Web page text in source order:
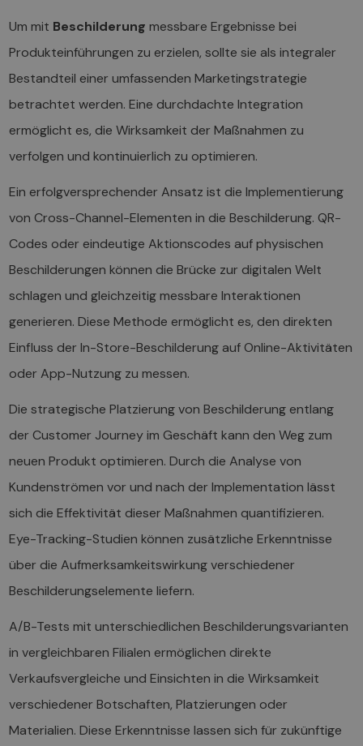
Um mit Beschilderung messbare Ergebnisse bei
Produkteinführungen zu erzielen, sollte sie als integraler
Bestandteil einer umfassenden Marketingstrategie
betrachtet werden. Eine durchdachte Integration
ermöglicht es, die Wirksamkeit der Maßnahmen zu
verfolgen und kontinuierlich zu optimieren.
Ein erfolgversprechender Ansatz ist die Implementierung
von Cross-Channel-Elementen in die Beschilderung. QR-
Codes oder eindeutige Aktionscodes auf physischen
Beschilderungen können die Brücke zur digitalen Welt
schlagen und gleichzeitig messbare Interaktionen
generieren. Diese Methode ermöglicht es, den direkten
Einfluss der In-Store-Beschilderung auf Online-Aktivitäten
oder App-Nutzung zu messen.
Die strategische Platzierung von Beschilderung entlang
der Customer Journey im Geschäft kann den Weg zum
neuen Produkt optimieren. Durch die Analyse von
Kundenströmen vor und nach der Implementation lässt
sich die Effektivität dieser Maßnahmen quantifizieren.
Eye-Tracking-Studien können zusätzliche Erkenntnisse
über die Aufmerksamkeitswirkung verschiedener
Beschilderungselemente liefern.
A/B-Tests mit unterschiedlichen Beschilderungsvarianten
in vergleichbaren Filialen ermöglichen direkte
Verkaufsvergleiche und Einsichten in die Wirksamkeit
verschiedener Botschaften, Platzierungen oder
Materialien. Diese Erkenntnisse lassen sich für zukünftige